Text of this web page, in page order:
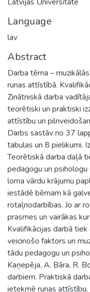
Language
lav
Abstract
Darba tēma –
runas attīstībā.
Zinātniskā darba
teorētiski un praktiski
attīstību un
Darbs sastāv no 37
tabulas un 8 pielikumi.
Teorētiskā darba daļā
pedagogu un
loma vārdu krājumu
iestādē bērnam kā
rotaļnodarbības. Jo ar
prasmes un vairākas
Kvalifikācijas darbā
veicinošo faktors un
tādu pedagogu un
Kaņepēja, A. Bāra, R.
darbiem. Praktiskā
ietekmē runas